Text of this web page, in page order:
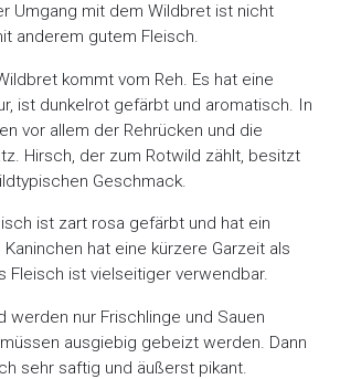
Umgang mit dem Wildbret ist nicht
anderem gutem Fleisch.
kommt vom Reh. Es hat eine
ist dunkelrot gefärbt und aromatisch. In
vor allem der Rehrücken und die
Hirsch, der zum Rotwild zählt, besitzt
Geschmack.
ist zart rosa gefärbt und hat ein
hat eine kürzere Garzeit als
Fleisch ist vielseitiger verwendbar.
werden nur Frischlinge und Sauen
ausgiebig gebeizt werden. Dann
sehr saftig und äußerst pikant.